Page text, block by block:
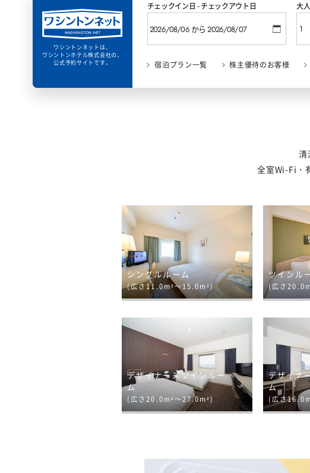
ワシントンネットは、
ワシントンホテル株式会社の、
公式予約サイトです。
チェックイン日 - チェックアウト日 大人
宿泊プラン一覧 株主優待のお客様
清
全室Wi-Fi・
シングルルーム
(広さ11.0m²～15.0m²)
ツインル
(広さ
デザイナーズツインルー
ム
(広さ20.0m²～27.0m²)
デザイナ
ム
(広さ